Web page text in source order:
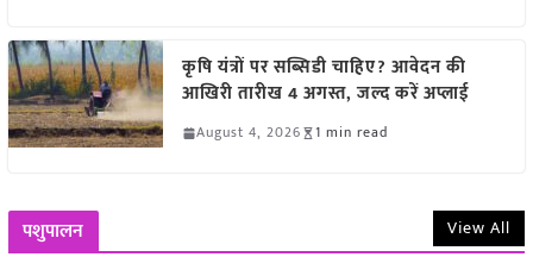
कृषि यंत्रों पर सब्सिडी चाहिए? आवेदन की
आखिरी तारीख 4 अगस्त, जल्द करें अप्लाई
August 4, 2026 1 min read
पशुपालन View All